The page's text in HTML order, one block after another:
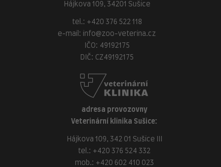
Hájkova 109, 34201 Sušice
tel.: +420 376 522 118
e-mail:
info@zoo-veterina.cz
IČO: 49192175
DIČ: CZ49192175
adresa provozovny
Veterinární klinika Sušice:
Hájkova 109, 342 01 Sušice III
tel.: +420 376 524 332
mob.: +420 602 410 023